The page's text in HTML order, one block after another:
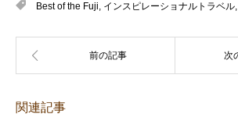
Best of the Fuji, インスピレーショナルトラベル,
関連記事